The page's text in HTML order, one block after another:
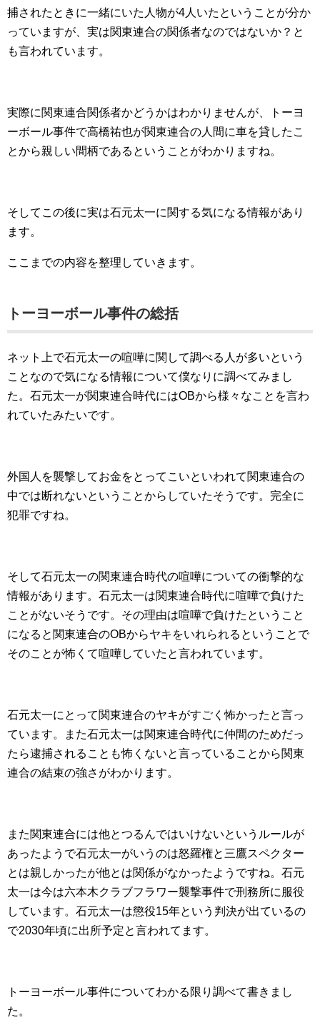
捕されたときに一緒にいた人物が4人いたということが分か
っていますが、実は関東連合の関係者なのではないか？と
も言われています。
実際に関東連合関係者かどうかはわかりませんが、トーヨ
ーボール事件で高橋祐也が関東連合の人間に車を貸したこ
とから親しい間柄であるということがわかりますね。
そしてこの後に実は石元太一に関する気になる情報があり
ます。
ここまでの内容を整理していきます。
トーヨーボール事件の総括
ネット上で石元太一の喧嘩に関して調べる人が多いという
ことなので気になる情報について僕なりに調べてみまし
た。石元太一が関東連合時代にはOBから様々なことを言わ
れていたみたいです。
外国人を襲撃してお金をとってこいといわれて関東連合の
中では断れないということからしていたそうです。完全に
犯罪ですね。
そして石元太一の関東連合時代の喧嘩についての衝撃的な
情報があります。石元太一は関東連合時代に喧嘩で負けた
ことがないそうです。その理由は喧嘩で負けたということ
になると関東連合のOBからヤキをいれられるということで
そのことが怖くて喧嘩していたと言われています。
石元太一にとって関東連合のヤキがすごく怖かったと言っ
ています。また石元太一は関東連合時代に仲間のためだっ
たら逮捕されることも怖くないと言っていることから関東
連合の結束の強さがわかります。
また関東連合には他とつるんではいけないというルールが
あったようで石元太一がいうのは怒羅権と三鷹スペクター
とは親しかったが他とは関係がなかったようですね。石元
太一は今は六本木クラブフラワー襲撃事件で刑務所に服役
しています。石元太一は懲役15年という判決が出ているの
で2030年頃に出所予定と言われてます。
トーヨーボール事件についてわかる限り調べて書きまし
た。